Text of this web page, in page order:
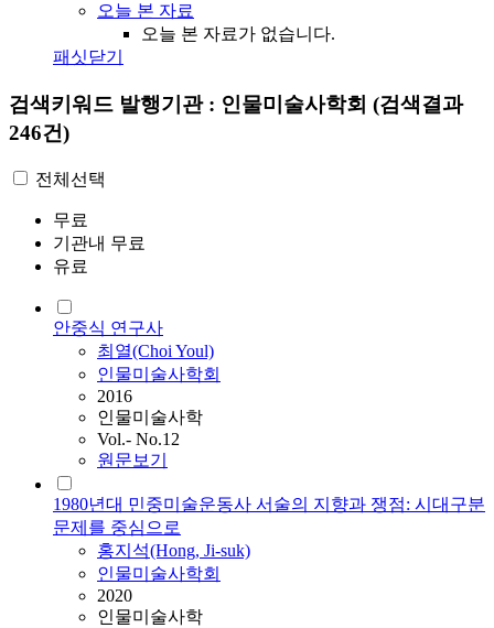
오늘 본 자료
오늘 본 자료가 없습니다.
패싯닫기
검색키워드 발행기관 : 인물미술사학회 (검색결과
246건)
전체선택
무료
기관내 무료
유료
안중식 연구사
최열(Choi Youl)
인물미술사학회
2016
인물미술사학
Vol.- No.12
원문보기
1980년대 민중미술운동사 서술의 지향과 쟁점: 시대구분
문제를 중심으로
홍지석(Hong, Ji-suk)
인물미술사학회
2020
인물미술사학